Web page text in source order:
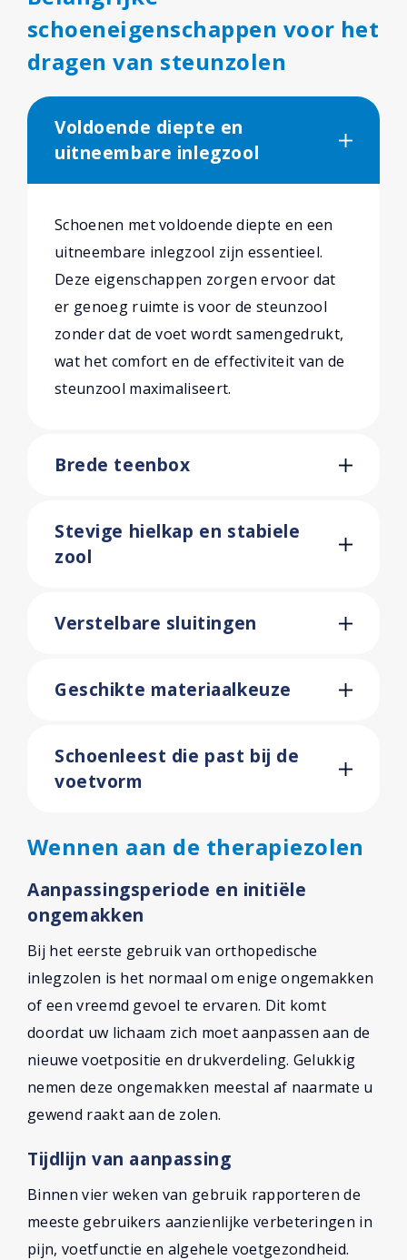
schoeneigenschappen voor het
dragen van steunzolen
Voldoende diepte en
uitneembare inlegzool
Schoenen met voldoende diepte en een
uitneembare inlegzool zijn essentieel.
Deze eigenschappen zorgen ervoor dat
er genoeg ruimte is voor de steunzool
zonder dat de voet wordt samengedrukt,
wat het comfort en de effectiviteit van de
steunzool maximaliseert.
Brede teenbox
Stevige hielkap en stabiele
zool
Verstelbare sluitingen
Geschikte materiaalkeuze
Schoenleest die past bij de
voetvorm
Wennen aan de therapiezolen
Aanpassingsperiode en initiële
ongemakken
Bij het eerste gebruik van orthopedische
inlegzolen is het normaal om enige ongemakken
of een vreemd gevoel te ervaren. Dit komt
doordat uw lichaam zich moet aanpassen aan de
nieuwe voetpositie en drukverdeling. Gelukkig
nemen deze ongemakken meestal af naarmate u
gewend raakt aan de zolen.
Tijdlijn van aanpassing
Binnen vier weken van gebruik rapporteren de
meeste gebruikers aanzienlijke verbeteringen in
pijn, voetfunctie en algehele voetgezondheid.